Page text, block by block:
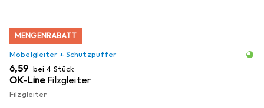
MENGENRABATT
Möbelgleiter + Schutzpuffer
EUR
6,59 bei 4 Stück
OK-Line Filzgleiter
Filzgleiter